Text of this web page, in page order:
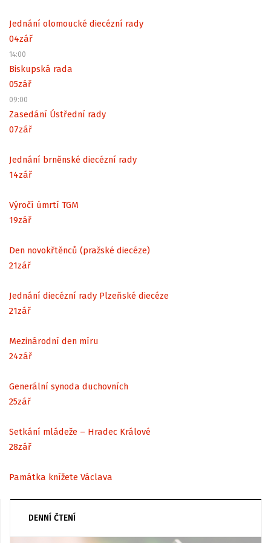
Jednání olomoucké diecézní rady
04zář
14:00
Biskupská rada
05zář
09:00
Zasedání Ústřední rady
07zář
Jednání brněnské diecézní rady
14zář
Výročí úmrtí TGM
19zář
Den novokřtěnců (pražské diecéze)
21zář
Jednání diecézní rady Plzeňské diecéze
21zář
Mezinárodní den míru
24zář
Generální synoda duchovních
25zář
Setkání mládeže – Hradec Králové
28zář
Památka knížete Václava
DENNÍ ČTENÍ